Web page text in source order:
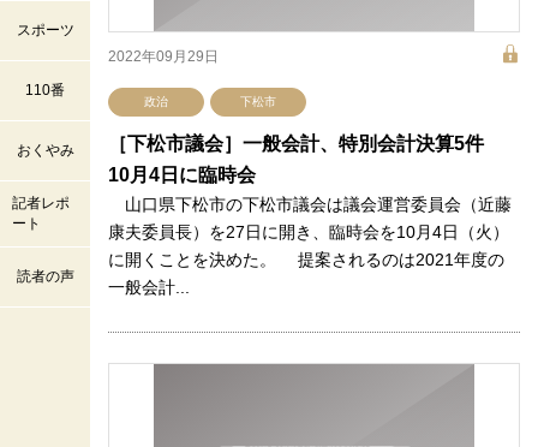
スポーツ
110番
おくやみ
記者レポ
ート
読者の声
2022年09月29日
政治 下松市
［下松市議会］一般会計、特別会計決算5件
10月4日に臨時会
山口県下松市の下松市議会は議会運営委員会（近藤
康夫委員長）を27日に開き、臨時会を10月4日（火）
に開くことを決めた。 提案されるのは2021年度の
一般会計...